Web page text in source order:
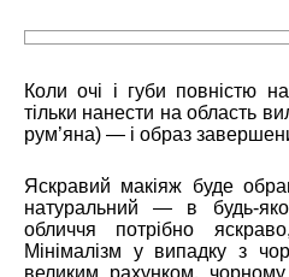
Коли очі і губи повністю
тільки нанести на область
рум’яна) — і образ
Яскравий макіяж буде
натуральний — в будь-
обличчя потрібно
Мінімалізм у випадку з
великим рахунком,